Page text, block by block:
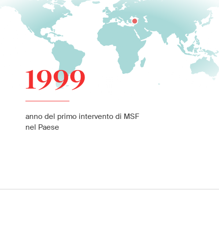
1999
anno del primo intervento di MSF
nel Paese